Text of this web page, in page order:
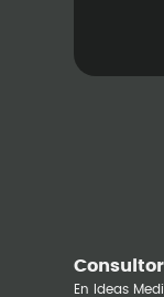
En Ideas